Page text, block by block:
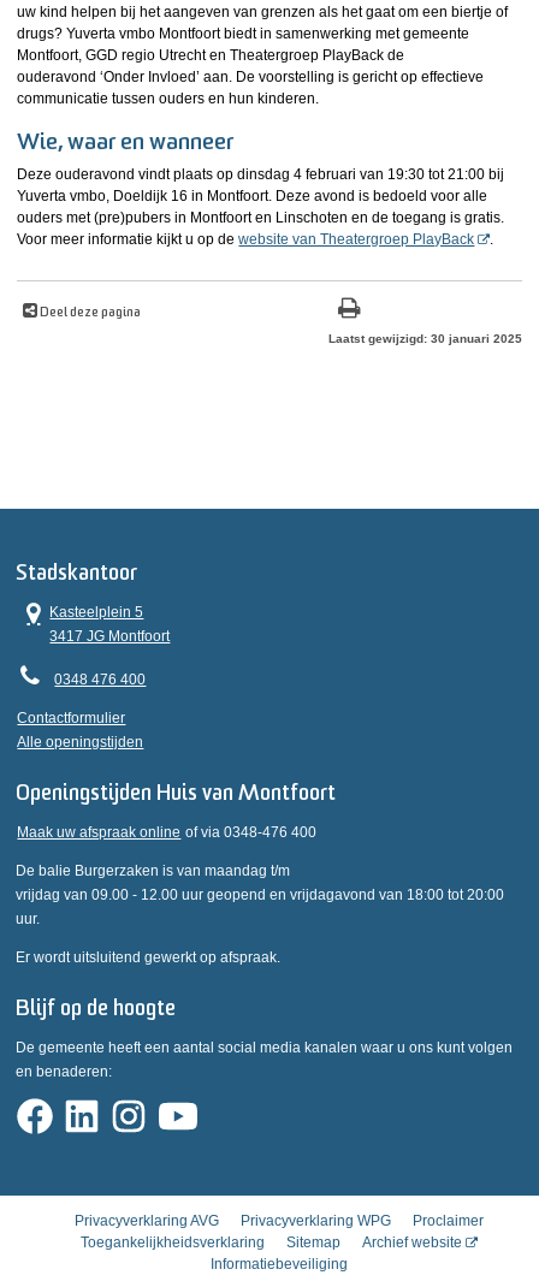
uw kind helpen bij het aangeven van grenzen als het gaat om een biertje of
drugs? Yuverta vmbo Montfoort biedt in samenwerking met gemeente
Montfoort, GGD regio Utrecht en Theatergroep PlayBack de
ouderavond ‘Onder Invloed’ aan. De voorstelling is gericht op effectieve
communicatie tussen ouders en hun kinderen.
Wie, waar en wanneer
Deze ouderavond vindt plaats op dinsdag 4 februari van 19:30 tot 21:00 bij
Yuverta vmbo, Doeldijk 16 in Montfoort. Deze avond is bedoeld voor alle
ouders met (pre)pubers in Montfoort en Linschoten en de toegang is gratis.
Voor meer informatie kijkt u op dewebsite van Theatergroep PlayBack .
Deel deze pagina
Laatst gewijzigd: 30 januari 2025
Stadskantoor
Kasteelplein 5
3417 JG Montfoort
0348 476 400
Contactformulier
Alle openingstijden
Openingstijden Huis van Montfoort
Maak uw afspraak online of via 0348-476 400
De balie Burgerzaken is van maandag t/m
vrijdag van 09.00 - 12.00 uur geopend en vrijdagavond van 18:00 tot 20:00
uur.
Er wordt uitsluitend gewerkt op afspraak.
Blijf op de hoogte
De gemeente heeft een aantal social media kanalen waar u ons kunt volgen
en benaderen:
Privacyverklaring AVG Privacyverklaring WPG
Proclaimer
Toegankelijkheidsverklaring
Sitemap
Archief website
Informatiebeveiliging